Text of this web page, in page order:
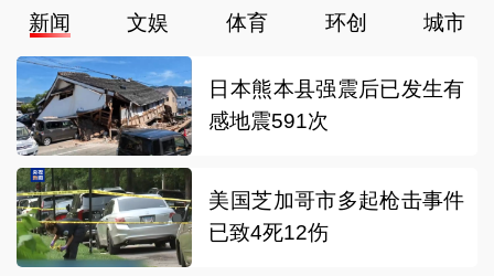
新闻 文娱 体育 环创 城市
日本熊本县强震后已发生有
感地震591次
美国芝加哥市多起枪击事件
已致4死12伤